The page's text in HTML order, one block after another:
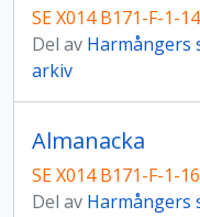
SE X014 B171-F-1-14
Del av Harmångers
arkiv
Almanacka
SE X014 B171-F-1-16
Del av Harmångers